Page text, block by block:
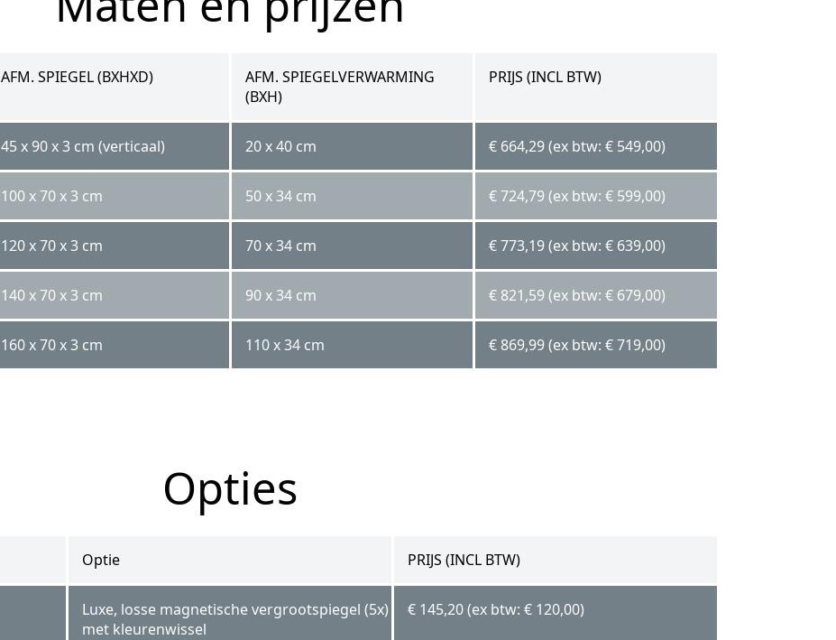
AFM. SPIEGEL (BXHXD)
AFM. SPIEGELVERWARMING
(BXH)
PRIJS (INCL BTW)
45 x 90 x 3 cm (verticaal) 20 x 40 cm € 664,29 (ex btw: € 549,00)
100 x 70 x 3 cm 50 x 34 cm € 724,79 (ex btw: € 599,00)
120 x 70 x 3 cm 70 x 34 cm € 773,19 (ex btw: € 639,00)
140 x 70 x 3 cm 90 x 34 cm € 821,59 (ex btw: € 679,00)
160 x 70 x 3 cm 110 x 34 cm € 869,99 (ex btw: € 719,00)
Opties
Optie PRIJS (INCL BTW)
Luxe, losse magnetische vergrootspiegel (5x)
met kleurenwissel
€ 145,20 (ex btw: € 120,00)